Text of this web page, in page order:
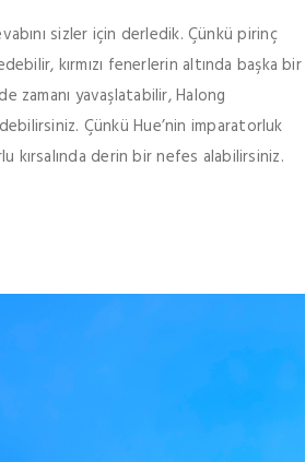
sizler için derledik. Çünkü pirinç
kırmızı fenerlerin altında başka bir
zamanı yavaşlatabilir, Halong
Çünkü Hue’nin imparatorluk
kırsalında derin bir nefes alabilirsiniz.